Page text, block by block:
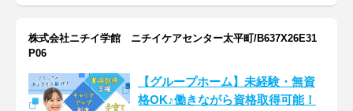
株式会社ニチイ学館 ニチイケアセンター太平町/B637X26E31
P06
【グループホーム】未経験・無資
格OK♪働きながら資格取得可能！